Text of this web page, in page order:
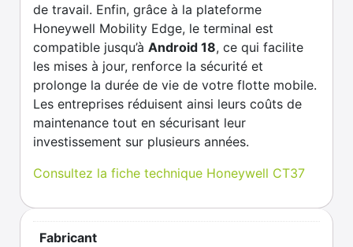
de travail. Enfin, grâce à la plateforme
Honeywell Mobility Edge, le terminal est
compatible jusqu’à Android 18, ce qui facilite
les mises à jour, renforce la sécurité et
prolonge la durée de vie de votre flotte mobile.
Les entreprises réduisent ainsi leurs coûts de
maintenance tout en sécurisant leur
investissement sur plusieurs années.
Consultez la fiche technique Honeywell CT37
Fabricant